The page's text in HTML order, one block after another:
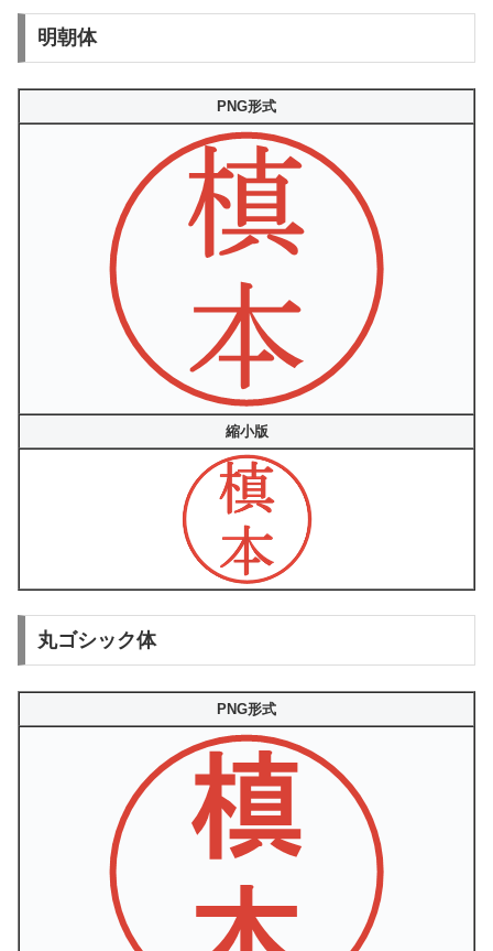
明朝体
PNG形式
縮小版
丸ゴシック体
PNG形式